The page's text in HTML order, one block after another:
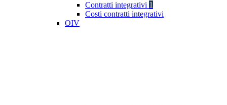
Contratti integrativi 1
Costi contratti integrativi
OIV